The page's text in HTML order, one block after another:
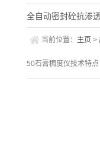
全自动密封砼抗渗
当前位置： 主页 >
50石膏稠度仪技术特点